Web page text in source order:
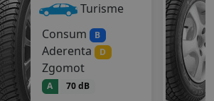
Turisme
Consum
B
Aderenta D
Zgomot
A 70 dB